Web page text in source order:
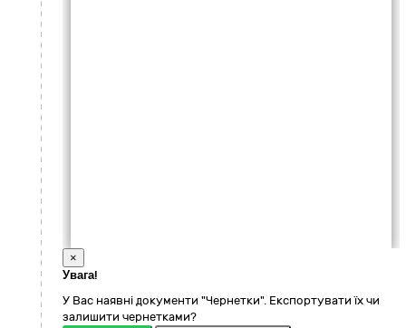
×
Увага!
У Вас наявні документи "Чернетки". Експортувати їх чи
залишити чернетками?